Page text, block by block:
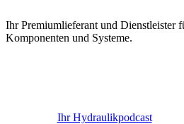
Ihr Premiumlieferant und Dienstleister
Komponenten und Systeme.
Ihr Hydraulikpodcast